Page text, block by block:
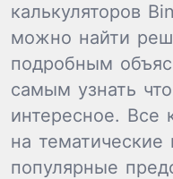
калькуляторов
можно найти
подробным
самым узнать
интересное. Все
на
популярные